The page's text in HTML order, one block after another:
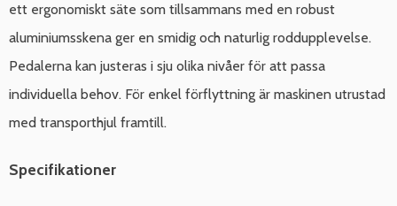
ett ergonomiskt säte som tillsammans med en robust
aluminiumsskena ger en smidig och naturlig roddupplevelse.
Pedalerna kan justeras i sju olika nivåer för att passa
individuella behov. För enkel förflyttning är maskinen utrustad
med transporthjul framtill.
Specifikationer